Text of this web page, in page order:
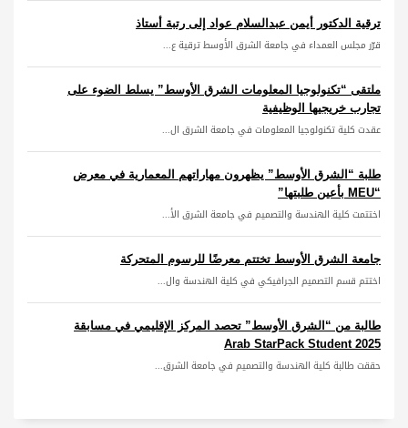
ترقية الدكتور أيمن عبدالسلام عواد إلى رتبة أستاذ
قرّر مجلس العمداء في جامعة الشرق الأوسط ترقية ع...
ملتقى “تكنولوجيا المعلومات الشرق الأوسط” يسلط الضوء على
تجارب خريجيها الوظيفية
عقدت كلية تكنولوجيا المعلومات في جامعة الشرق ال...
طلبة “الشرق الأوسط” يظهرون مهاراتهم المعمارية في معرض
“MEU بأعين طلبتها”
اختتمت كلية الهندسة والتصميم في جامعة الشرق الأ...
جامعة الشرق الأوسط تختتم معرضًا للرسوم المتحركة
اختتم قسم التصميم الجرافيكي في كلية الهندسة وال...
طالبة من “الشرق الأوسط” تحصد المركز الإقليمي في مسابقة
Arab StarPack Student 2025
حققت طالبة كلية الهندسة والتصميم في جامعة الشرق...